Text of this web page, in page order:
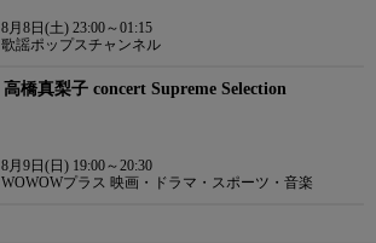
8月8日(土) 23:00～01:15
歌謡ポップスチャンネル
高橋真梨子 concert Supreme Selection
8月9日(日) 19:00～20:30
WOWOWプラス 映画・ドラマ・スポーツ・音楽